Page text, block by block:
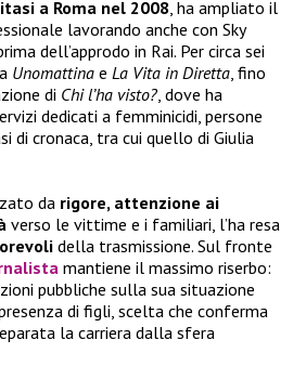
a Roma nel 2008 , ha ampliato il
lavorando anche con Sky
dell’approdo in Rai. Per circa sei
Unomattina e La Vita in Diretta , fino
di Chi l’ha visto? , dove ha
dedicati a femminicidi, persone
di cronaca, tra cui quello di Giulia
da rigore, attenzione ai
verso le vittime e i familiari, l’ha resa
della trasmissione. Sul fronte
mantiene il massimo riserbo:
pubbliche sulla sua situazione
di figli, scelta che conferma
la carriera dalla sfera